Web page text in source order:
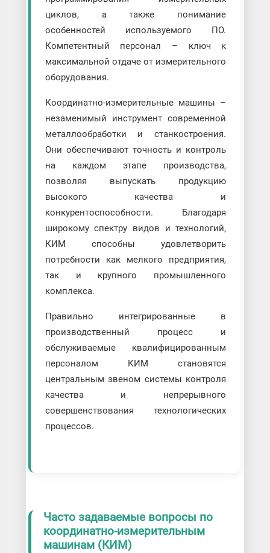
циклов, а также понимание
особенностей используемого ПО.
Компетентный персонал – ключ к
максимальной отдаче от измерительного
оборудования.
Координатно-измерительные машины –
незаменимый инструмент современной
металлообработки и станкостроения.
Они обеспечивают точность и контроль
на каждом этапе производства,
позволяя выпускать продукцию
высокого качества и
конкурентоспособности. Благодаря
широкому спектру видов и технологий,
КИМ способны удовлетворить
потребности как мелкого предприятия,
так и крупного промышленного
комплекса.
Правильно интегрированные в
производственный процесс и
обслуживаемые квалифицированным
персоналом КИМ становятся
центральным звеном системы контроля
качества и непрерывного
совершенствования технологических
процессов.
Часто задаваемые вопросы по
координатно-измерительным
машинам (КИМ)